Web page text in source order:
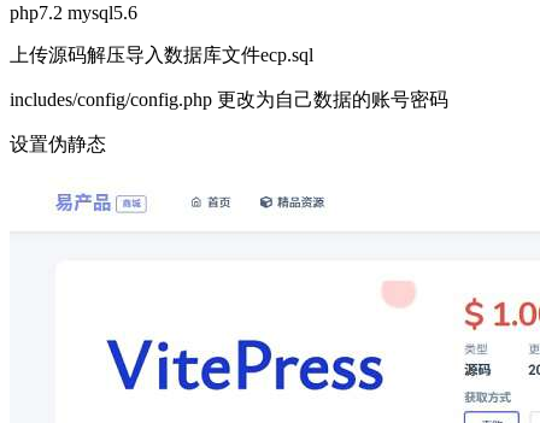
php7.2 mysql5.6
上传源码解压导入数据库文件ecp.sql
includes/config/config.php 更改为自己数据的账号密码
设置伪静态